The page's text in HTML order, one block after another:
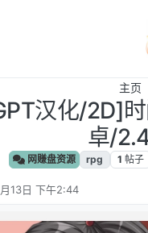
主页
汉化/2D]
卓/
网赚盘资源 rpg 1 帖子
13日 下午2:44